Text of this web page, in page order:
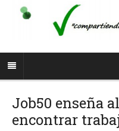
Job50 enseña
encontrar